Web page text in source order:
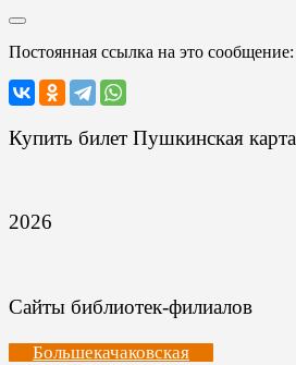
Постоянная ссылка на это сообщение:
Купить билет Пушкинская карта
2026
Сайты библиотек-филиалов
Большекачаковская